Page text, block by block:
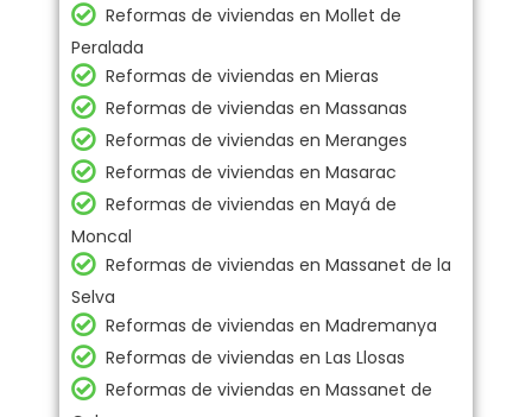
Reformas de viviendas en Mollet de
Peralada
Reformas de viviendas en Mieras
Reformas de viviendas en Massanas
Reformas de viviendas en Meranges
Reformas de viviendas en Masarac
Reformas de viviendas en Mayá de
Moncal
Reformas de viviendas en Massanet de la
Selva
Reformas de viviendas en Madremanya
Reformas de viviendas en Las Llosas
Reformas de viviendas en Massanet de